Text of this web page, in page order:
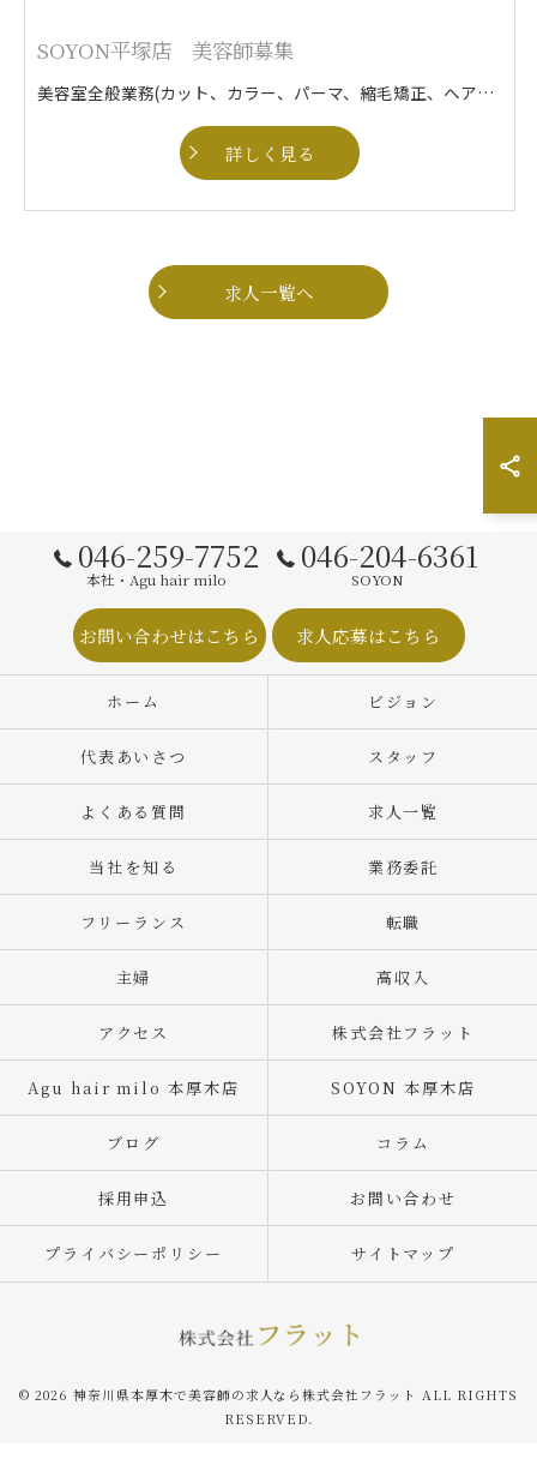
SOYON平塚店 美容師募集
美容室全般業務(カット、カラー、パーマ、縮毛矯正、ヘアセットなど)
詳しく見る
求人一覧へ
046-259-7752
本社・Agu hair milo
046-204-6361
SOYON
お問い合わせはこちら 求人応募はこちら
ホーム ビジョン
代表あいさつ スタッフ
よくある質問 求人一覧
当社を知る 業務委託
フリーランス 転職
主婦 高収入
アクセス 株式会社フラット
Agu hair milo 本厚木店 SOYON 本厚木店
ブログ コラム
採用申込 お問い合わせ
プライバシーポリシー サイトマップ
© 2026 神奈川県本厚木で美容師の求人なら株式会社フラット ALL RIGHTS
RESERVED.